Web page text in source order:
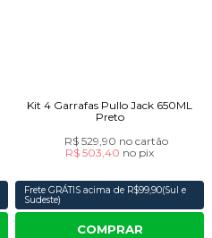
Kit 4 Garrafas Pullo Jack 650ML
Preto
R$ 529,90 no cartão
R$ 503,40 no pix
Frete GRÁTIS acima de R$99,90(Sul e
Sudeste)
COMPRAR